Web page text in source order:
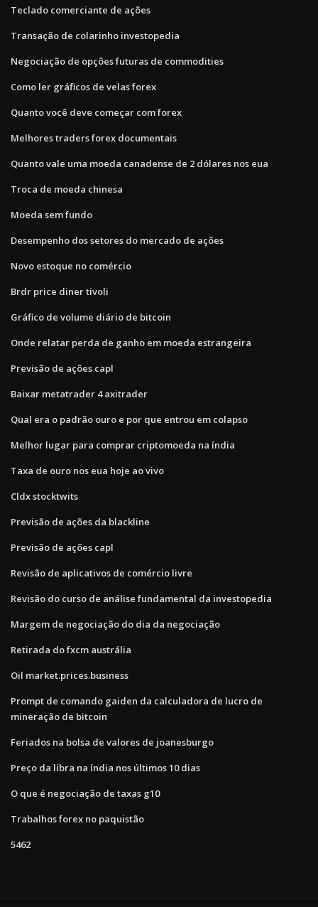
Teclado comerciante de ações
Transação de colarinho investopedia
Negociação de opções futuras de commodities
Como ler gráficos de velas forex
Quanto você deve começar com forex
Melhores traders forex documentais
Quanto vale uma moeda canadense de 2 dólares nos eua
Troca de moeda chinesa
Moeda sem fundo
Desempenho dos setores do mercado de ações
Novo estoque no comércio
Brdr price diner tivoli
Gráfico de volume diário de bitcoin
Onde relatar perda de ganho em moeda estrangeira
Previsão de ações capl
Baixar metatrader 4 axitrader
Qual era o padrão ouro e por que entrou em colapso
Melhor lugar para comprar criptomoeda na índia
Taxa de ouro nos eua hoje ao vivo
Cldx stocktwits
Previsão de ações da blackline
Previsão de ações capl
Revisão de aplicativos de comércio livre
Revisão do curso de análise fundamental da investopedia
Margem de negociação do dia da negociação
Retirada do fxcm austrália
Oil market.prices.business
Prompt de comando gaiden da calculadora de lucro de
mineração de bitcoin
Feriados na bolsa de valores de joanesburgo
Preço da libra na índia nos últimos 10 dias
O que é negociação de taxas g10
Trabalhos forex no paquistão
5462